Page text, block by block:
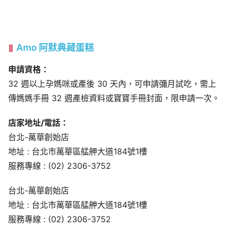
Amo 阿默典藏蛋糕
申請資格：
32 週以上孕媽咪或產後 30 天內，可申請彌月試吃，需上
傳媽媽手冊 32 週產檢資料或寶寶手冊封面，限申請一次。
店家地址/電話：
台北-萬華創始店
地址 : 台北市萬華區艋舺大道184號1樓
服務專線 : (02) 2306-3752
台北-萬華創始店
地址 : 台北市萬華區艋舺大道184號1樓
服務專線 : (02) 2306-3752